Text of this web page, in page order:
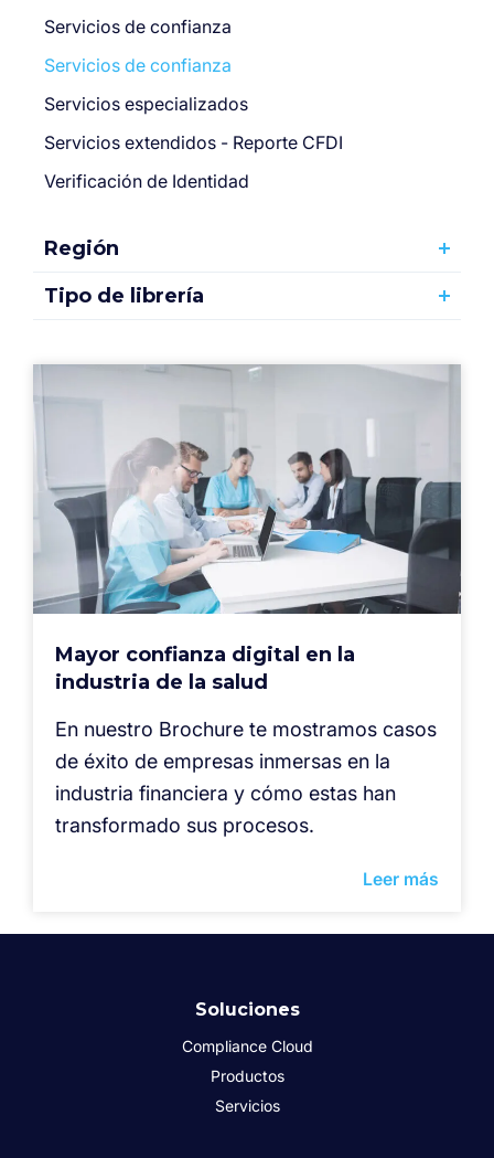
Servicios de confianza
Servicios de confianza
Servicios especializados
Servicios extendidos - Reporte CFDI
Verificación de Identidad
Región
Tipo de librería
Mayor confianza digital en la
industria de la salud
En nuestro Brochure te mostramos casos
de éxito de empresas inmersas en la
industria financiera y cómo estas han
transformado sus procesos.
Leer más
Soluciones
Compliance Cloud
Productos
Servicios